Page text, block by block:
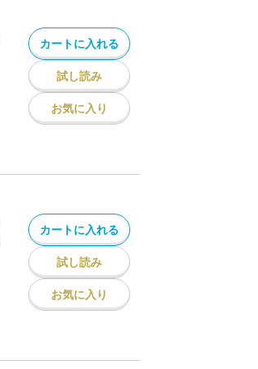
カートに入れる
試し読み
お気に入り
カートに入れる
試し読み
お気に入り